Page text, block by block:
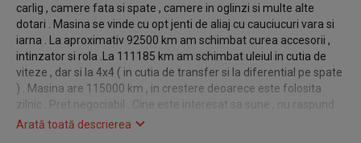
carlig , camere fata si spate , camere in oglinzi si multe alte
dotari . Masina se vinde cu opt jenti de aliaj cu cauciucuri vara si
iarna . La aproximativ 92500 km am schimbat curea accesorii ,
intinzator si rola .La 111185 km am schimbat uleiul in cutia de
viteze , dar si la 4x4 ( in cutia de transfer si la diferential pe spate
) . Masina are 115000 km , in crestere deoarece este folosita
zilnic . Pret negociabil . Cine este interesat sa sune , nu raspund
la mesaje , multumesc .
Arată toată descrierea